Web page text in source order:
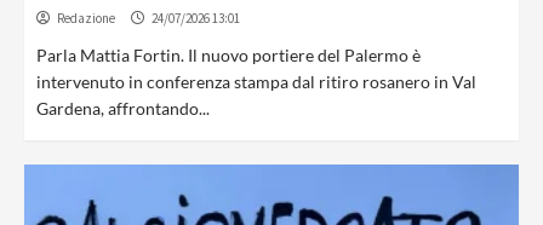
Redazione 24/07/2026 13:01
Parla Mattia Fortin. Il nuovo portiere del Palermo è
intervenuto in conferenza stampa dal ritiro rosanero in Val
Gardena, affrontando...